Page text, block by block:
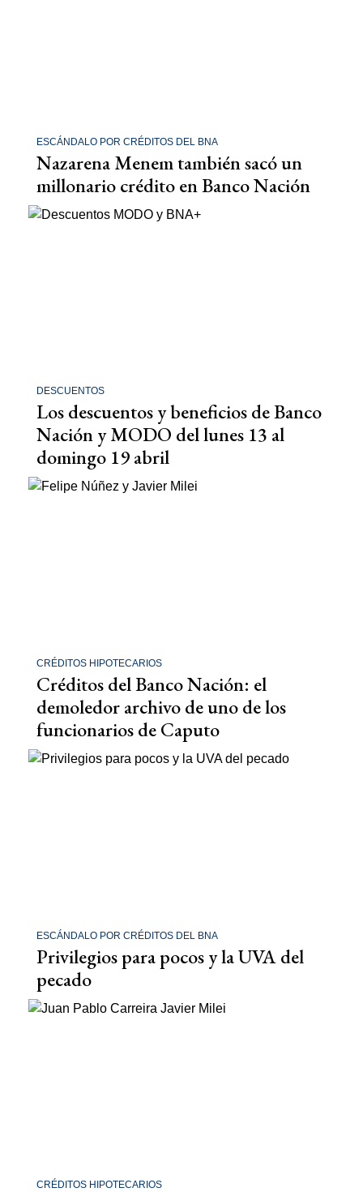
ESCÁNDALO POR CRÉDITOS DEL BNA
Nazarena Menem también sacó un
millonario crédito en Banco Nación
DESCUENTOS
Los descuentos y beneficios de Banco
Nación y MODO del lunes 13 al
domingo 19 abril
CRÉDITOS HIPOTECARIOS
Créditos del Banco Nación: el
demoledor archivo de uno de los
funcionarios de Caputo
ESCÁNDALO POR CRÉDITOS DEL BNA
Privilegios para pocos y la UVA del
pecado
CRÉDITOS HIPOTECARIOS